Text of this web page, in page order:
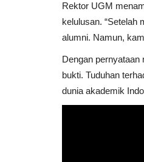
Rektor UGM
kelulusan. “Setelah
alumni. Namun,
Dengan
bukti. Tuduhan
dunia akademik